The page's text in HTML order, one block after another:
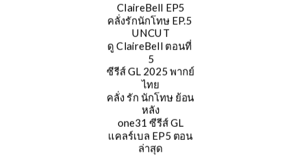
ClaireBell EP5
คลั่งรักนักโทษ EP.5
UNCUT
ดู ClaireBell ตอนที่
5
ซีรีส์ GL 2025 พากย์
ไทย
คลั่ง รัก นักโทษ ย้อน
หลัง
one31 ซีรีส์ GL
แคลร์เบล EP5 ตอน
ล่าสุด